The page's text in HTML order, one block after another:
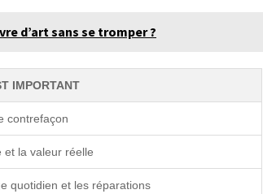
d’art sans se tromper ?
IMPORTANT
contrefaçon
et la valeur réelle
quotidien et les réparations